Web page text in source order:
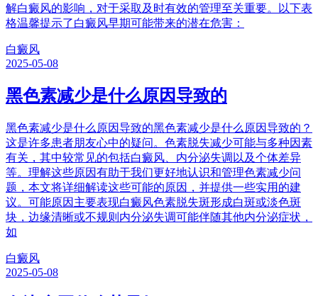
解白癜风的影响，对于采取及时有效的管理至关重要。以下表
格温馨提示了白癜风早期可能带来的潜在危害：
白癜风
2025-05-08
黑色素减少是什么原因导致的
黑色素减少是什么原因导致的黑色素减少是什么原因导致的？
这是许多患者朋友心中的疑问。色素脱失减少可能与多种因素
有关，其中较常见的包括白癜风、内分泌失调以及个体差异
等。理解这些原因有助于我们更好地认识和管理色素减少问
题，本文将详细解读这些可能的原因，并提供一些实用的建
议。可能原因主要表现白癜风色素脱失斑形成白斑或淡色斑
块，边缘清晰或不规则内分泌失调可能伴随其他内分泌症状，
如
白癜风
2025-05-08